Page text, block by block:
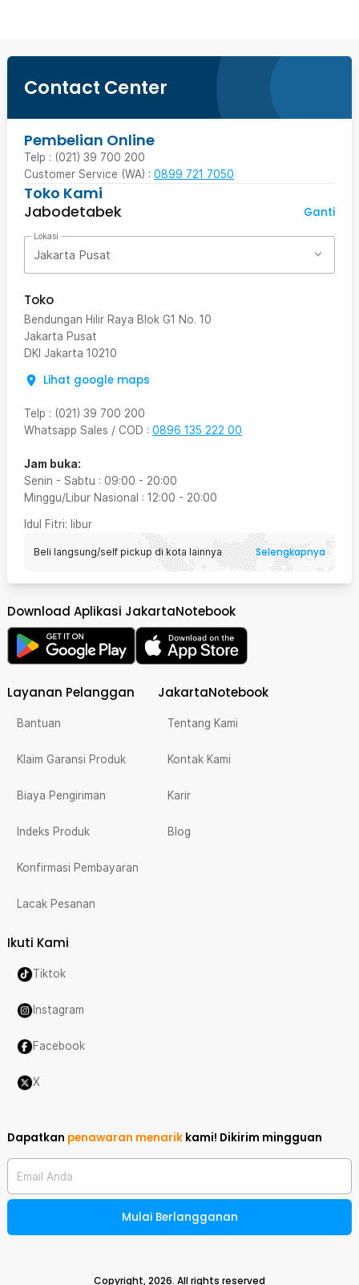
Contact Center
Pembelian Online
Telp : (021) 39 700 200
Customer Service (WA) : 0899 721 7050
Toko Kami
Jabodetabek
Ganti
Lokasi
Jakarta Pusat
Toko
Bendungan Hilir Raya Blok G1 No. 10
Jakarta Pusat
DKI Jakarta 10210
Lihat google maps
Telp : (021) 39 700 200
Whatsapp Sales / COD : 0896 135 222 00
Jam buka:
Senin - Sabtu : 09:00 - 20:00
Minggu/Libur Nasional : 12:00 - 20:00
Idul Fitri: libur
Beli langsung/self pickup di kota lainnya Selengkapnya
Download Aplikasi JakartaNotebook
Layanan Pelanggan
Bantuan
Klaim Garansi Produk
Biaya Pengiriman
Indeks Produk
Konfirmasi Pembayaran
Lacak Pesanan
JakartaNotebook
Tentang Kami
Kontak Kami
Karir
Blog
Ikuti Kami
Tiktok
Instagram
Facebook
X
Dapatkan penawaran menarik kami! Dikirim mingguan
Email Anda
Mulai Berlangganan
Copyright,2026. All rights reserved